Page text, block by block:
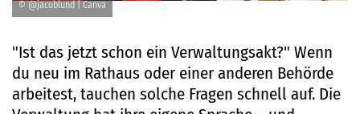
© @jacoblund | Canva
"Ist das jetzt schon ein Verwaltungsakt?" Wenn
du neu im Rathaus oder einer anderen Behörde
arbeitest, tauchen solche Fragen schnell auf. Die